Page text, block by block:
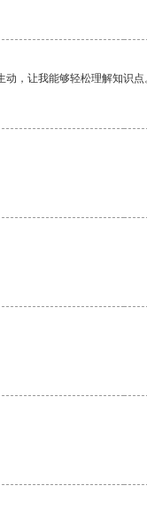
，让我能够轻松理解知识点